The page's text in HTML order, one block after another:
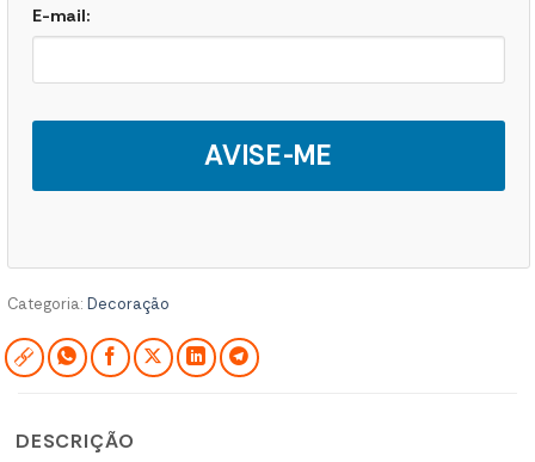
E-mail:
AVISE-ME
Categoria: Decoração
DESCRIÇÃO